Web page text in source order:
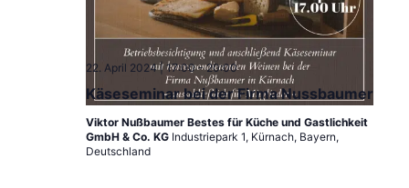
o
Käseseminar bei der Firma Nussbaumer
22. April 2024 | 17:00-20:00
Viktor Nußbaumer Bestes für Küche und Gastlichkeit
GmbH & Co. KG Industriepark 1, Kürnach, Bayern,
Deutschland